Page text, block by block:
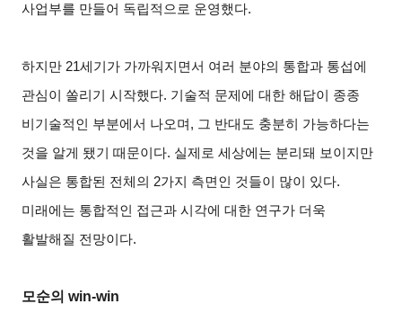
사업부를 만들어 독립적으로 운영했다.
하지만 21세기가 가까워지면서 여러 분야의 통합과 통섭에
관심이 쏠리기 시작했다. 기술적 문제에 대한 해답이 종종
비기술적인 부분에서 나오며, 그 반대도 충분히 가능하다는
것을 알게 됐기 때문이다. 실제로 세상에는 분리돼 보이지만
사실은 통합된 전체의 2가지 측면인 것들이 많이 있다.
미래에는 통합적인 접근과 시각에 대한 연구가 더욱
활발해질 전망이다.
모순의 win-win